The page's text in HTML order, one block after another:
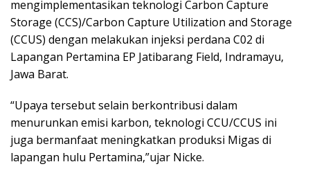
mengimplementasikan teknologi Carbon Capture
Storage (CCS)/Carbon Capture Utilization and Storage
(CCUS) dengan melakukan injeksi perdana C02 di
Lapangan Pertamina EP Jatibarang Field, Indramayu,
Jawa Barat.
“Upaya tersebut selain berkontribusi dalam
menurunkan emisi karbon, teknologi CCU/CCUS ini
juga bermanfaat meningkatkan produksi Migas di
lapangan hulu Pertamina,”ujar Nicke.